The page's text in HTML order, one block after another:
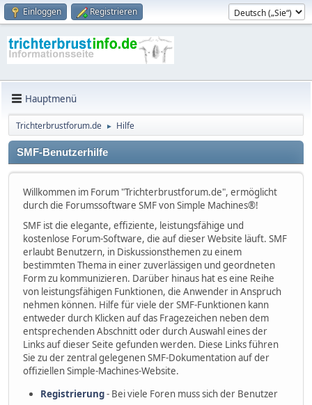
Einloggen Registrieren
Hauptmenü
Trichterbrustforum.de ► Hilfe
SMF-Benutzerhilfe
Willkommen im Forum "Trichterbrustforum.de", ermöglicht
durch die Forumssoftware SMF von Simple Machines®!
SMF ist die elegante, effiziente, leistungsfähige und
kostenlose Forum-Software, die auf dieser Website läuft. SMF
erlaubt Benutzern, in Diskussionsthemen zu einem
bestimmten Thema in einer zuverlässigen und geordneten
Form zu kommunizieren. Darüber hinaus hat es eine Reihe
von leistungsfähigen Funktionen, die Anwender in Anspruch
nehmen können. Hilfe für viele der SMF-Funktionen kann
entweder durch Klicken auf das Fragezeichen neben dem
entsprechenden Abschnitt oder durch Auswahl eines der
Links auf dieser Seite gefunden werden. Diese Links führen
Sie zu der zentral gelegenen SMF-Dokumentation auf der
offiziellen Simple-Machines-Website.
Registrierung- Bei viele Foren muss sich der Benutzer